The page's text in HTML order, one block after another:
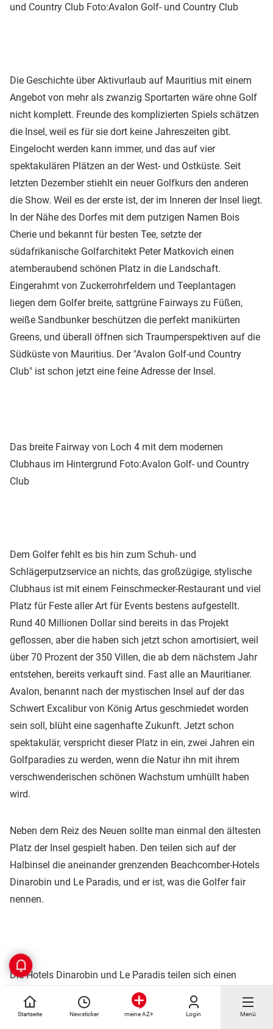
Startseite Newsticker meine AZ+ Login Menü
und Country Club Foto:Avalon Golf- und Country Club
Die Geschichte über Aktivurlaub auf Mauritius mit einem
Angebot von mehr als zwanzig Sportarten wäre ohne Golf
nicht komplett. Freunde des komplizierten Spiels schätzen
die Insel, weil es für sie dort keine Jahreszeiten gibt.
Eingelocht werden kann immer, und das auf vier
spektakulären Plätzen an der West- und Ostküste. Seit
letzten Dezember stiehlt ein neuer Golfkurs den anderen
die Show. Weil es der erste ist, der im Inneren der Insel liegt.
In der Nähe des Dorfes mit dem putzigen Namen Bois
Cherie und bekannt für besten Tee, setzte der
südafrikanische Golfarchitekt Peter Matkovich einen
atemberaubend schönen Platz in die Landschaft.
Eingerahmt von Zuckerrohrfeldern und Teeplantagen
liegen dem Golfer breite, sattgrüne Fairways zu Füßen,
weiße Sandbunker beschützen die perfekt manikürten
Greens, und überall öffnen sich Traumperspektiven auf die
Südküste von Mauritius. Der "Avalon Golf-und Country
Club" ist schon jetzt eine feine Adresse der Insel.
Das breite Fairway von Loch 4 mit dem modernen
Clubhaus im Hintergrund Foto:Avalon Golf- und Country
Club
Dem Golfer fehlt es bis hin zum Schuh- und
Schlägerputzservice an nichts, das großzügige, stylische
Clubhaus ist mit einem Feinschmecker-Restaurant und viel
Platz für Feste aller Art für Events bestens aufgestellt.
Rund 40 Millionen Dollar sind bereits in das Projekt
geflossen, aber die haben sich jetzt schon amortisiert, weil
über 70 Prozent der 350 Villen, die ab dem nächstem Jahr
entstehen, bereits verkauft sind. Fast alle an Mauritianer.
Avalon, benannt nach der mystischen Insel auf der das
Schwert Excalibur von König Artus geschmiedet worden
sein soll, blüht eine sagenhafte Zukunft. Jetzt schon
spektakulär, verspricht dieser Platz in ein, zwei Jahren ein
Golfparadies zu werden, wenn die Natur ihn mit ihrem
verschwenderischen schönen Wachstum umhüllt haben
wird.
Neben dem Reiz des Neuen sollte man einmal den ältesten
Platz der Insel gespielt haben. Den teilen sich auf der
Halbinsel die aneinander grenzenden Beachcomber-Hotels
Dinarobin und Le Paradis, und er ist, was die Golfer fair
nennen.
Die Hotels Dinarobin und Le Paradis teilen sich einen
traumhaften Golfplatz direkt am Meer
Hotels